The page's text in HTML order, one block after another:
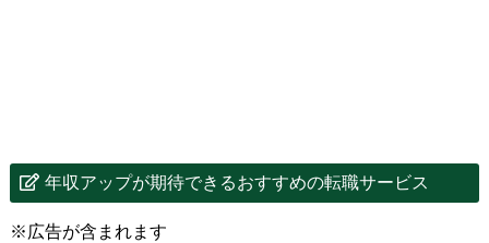
年収アップが期待できるおすすめの転職サービス
※広告が含まれます